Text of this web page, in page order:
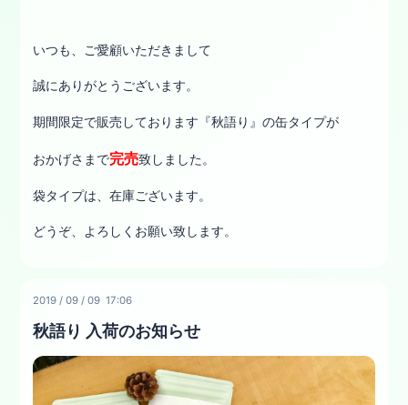
いつも、ご愛顧いただきまして
誠にありがとうございます。
期間限定で販売しております『秋語り』の缶タイプが
おかげさまで完売致しました。
袋タイプは、在庫ございます。
どうぞ、よろしくお願い致します。
2019 /09 /09 17:06
秋語り 入荷のお知らせ